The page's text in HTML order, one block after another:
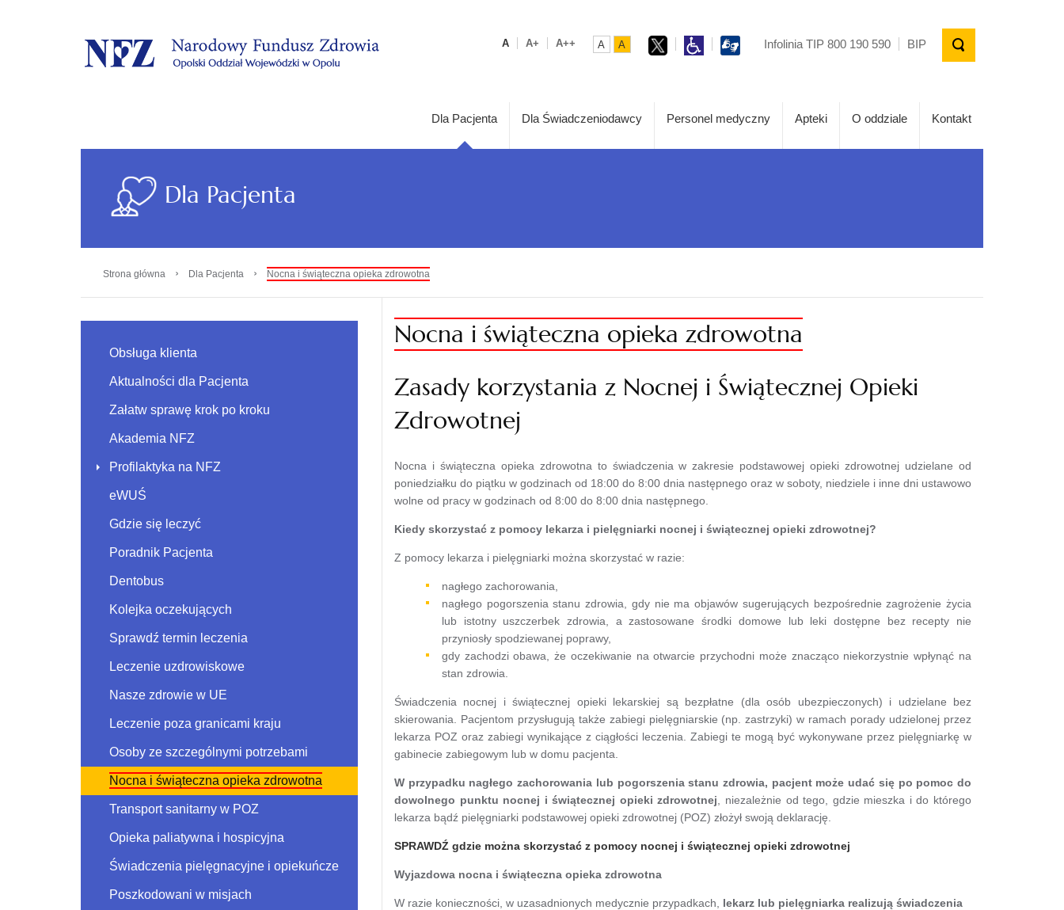
. A A+ A++ A A Infolinia TIP 800 190 590 BIP
Dla Pacjenta Dla Świadczeniodawcy Personel medyczny Apteki O oddziale Kontakt
Dla Pacjenta
Strona główna › Dla Pacjenta › Nocna i świąteczna opieka zdrowotna
Obsługa klienta
Aktualności dla Pacjenta
Załatw sprawę krok po kroku
Akademia NFZ
Profilaktyka na NFZ
eWUŚ
Gdzie się leczyć
Poradnik Pacjenta
Dentobus
Kolejka oczekujących
Sprawdź termin leczenia
Leczenie uzdrowiskowe
Nasze zdrowie w UE
Leczenie poza granicami kraju
Osoby ze szczególnymi potrzebami
Nocna i świąteczna opieka zdrowotna
Transport sanitarny w POZ
Opieka paliatywna i hospicyjna
Świadczenia pielęgnacyjne i opiekuńcze
Poszkodowani w misjach
Nocna i świąteczna opieka zdrowotna
Zasady korzystania z Nocnej i Świątecznej Opieki
Zdrowotnej
Nocna i świąteczna opieka zdrowotna to świadczenia w zakresie podstawowej opieki zdrowotnej udzielane od
poniedziałku do piątku w godzinach od 18:00 do 8:00 dnia następnego oraz w soboty, niedziele i inne dni ustawowo
wolne od pracy w godzinach od 8:00 do 8:00 dnia następnego.
Kiedy skorzystać z pomocy lekarza i pielęgniarki nocnej i świątecznej opieki zdrowotnej?
Z pomocy lekarza i pielęgniarki można skorzystać w razie:
nagłego zachorowania,
nagłego pogorszenia stanu zdrowia, gdy nie ma objawów sugerujących bezpośrednie zagrożenie życia
lub istotny uszczerbek zdrowia, a zastosowane środki domowe lub leki dostępne bez recepty nie
przyniosły spodziewanej poprawy,
gdy zachodzi obawa, że oczekiwanie na otwarcie przychodni może znacząco niekorzystnie wpłynąć na
stan zdrowia.
Świadczenia nocnej i świątecznej opieki lekarskiej są bezpłatne (dla osób ubezpieczonych) i udzielane bez
skierowania. Pacjentom przysługują także zabiegi pielęgniarskie (np. zastrzyki) w ramach porady udzielonej przez
lekarza POZ oraz zabiegi wynikające z ciągłości leczenia. Zabiegi te mogą być wykonywane przez pielęgniarkę w
gabinecie zabiegowym lub w domu pacjenta.
W przypadku nagłego zachorowania lub pogorszenia stanu zdrowia, pacjent może udać się po pomoc do
dowolnego punktu nocnej i świątecznej opieki zdrowotnej , niezależnie od tego, gdzie mieszka i do którego
lekarza bądź pielęgniarki podstawowej opieki zdrowotnej (POZ) złożył swoją deklarację.
SPRAWDŹ gdzie można skorzystać z pomocy nocnej i świątecznej opieki zdrowotnej
Wyjazdowa nocna i świąteczna opieka zdrowotna
W razie konieczności, w uzasadnionych medycznie przypadkach, lekarz lub pielęgniarka realizują świadczenia